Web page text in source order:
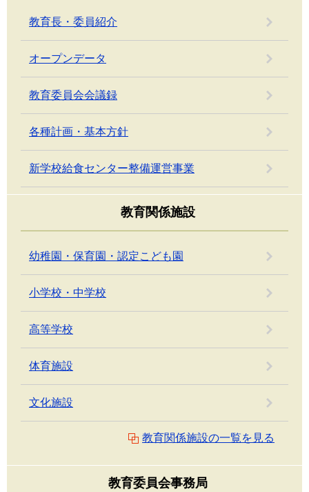
教育長・委員紹介
オープンデータ
教育委員会会議録
各種計画・基本方針
新学校給食センター整備運営事業
教育関係施設
幼稚園・保育園・認定こども園
小学校・中学校
高等学校
体育施設
文化施設
教育関係施設の一覧を見る
教育委員会事務局